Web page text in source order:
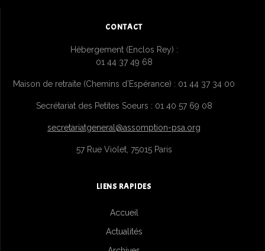
CONTACT
Hébergement (Enclos Rey) :
01 44 37 49 68
Maison de retraite (Chemins d’Espérance) : 01 44 37 34 00
Secrétariat des Petites Soeurs : 01 40 57 69 08
secretariatgeneral@assomption-psa.org
57 Rue Violet, 75015 Paris
LIENS RAPIDES
Accueil
Actualités